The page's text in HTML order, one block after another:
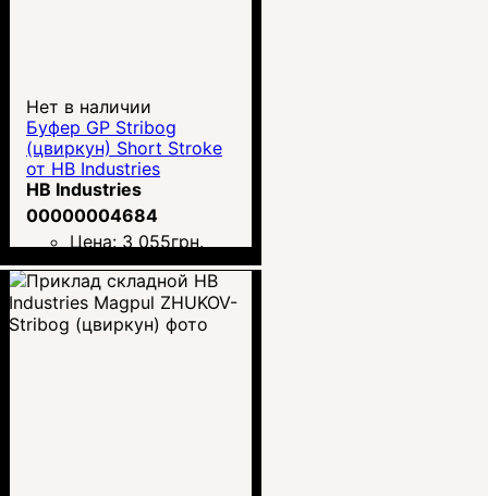
Нет в наличии
Буфер GP Stribog
(цвиркун) Short Stroke
от HB Industries
HB Industries
00000004684
Цена: 3 055грн.